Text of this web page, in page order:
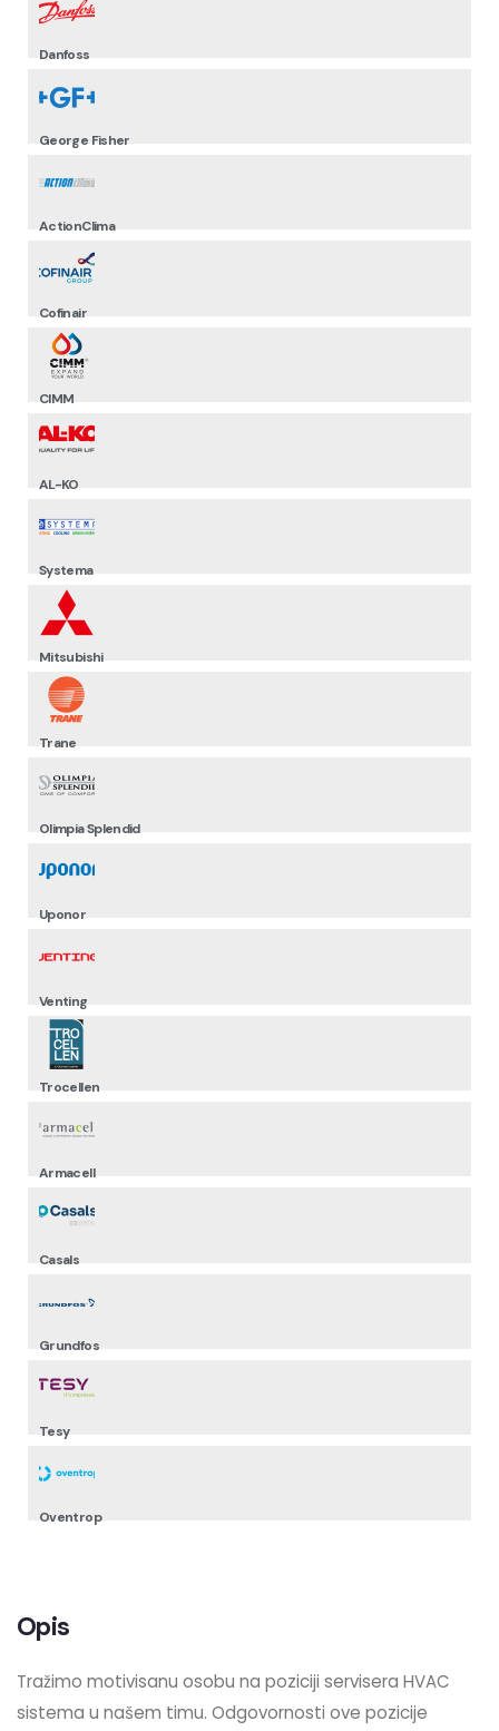
Danfoss
George Fisher
ActionClima
Cofinair
CIMM
AL-KO
Systema
Mitsubishi
Trane
Olimpia Splendid
Uponor
Venting
Trocellen
Armacell
Casals
Grundfos
Tesy
Oventrop
Opis
Tražimo motivisanu osobu na poziciji servisera HVAC
sistema u našem timu. Odgovornosti ove pozicije